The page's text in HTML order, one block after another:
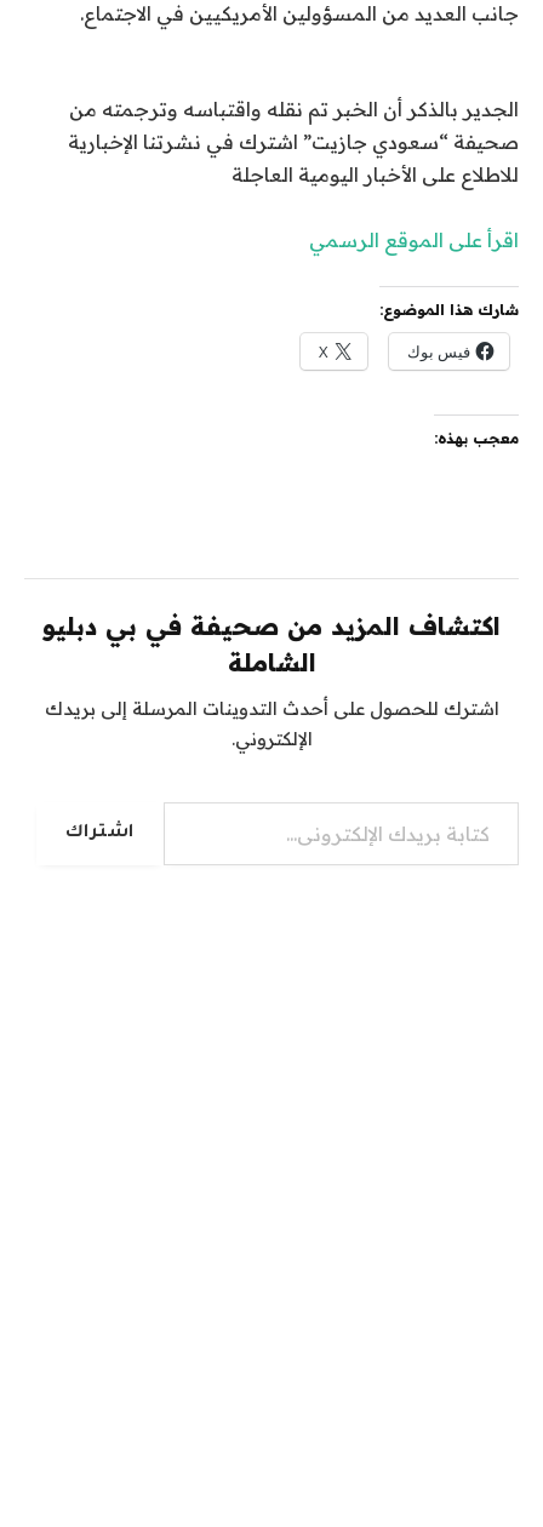
جانب العديد من المسؤولين الأمريكيين في الاجتماع.
الجدير بالذكر أن الخبر تم نقله واقتباسه وترجمته من
صحيفة “سعودي جازيت” اشترك في نشرتنا الإخبارية
للاطلاع على الأخبار اليومية العاجلة
اقرأ على الموقع الرسمي
شارك هذا الموضوع:
فيس بوك X
معجب بهذه:
اكتشاف المزيد من صحيفة في بي دبليو
الشاملة
اشترك للحصول على أحدث التدوينات المرسلة إلى بريدك
الإلكتروني.
كتابة بريدك الإلكتروني...
اشتراك